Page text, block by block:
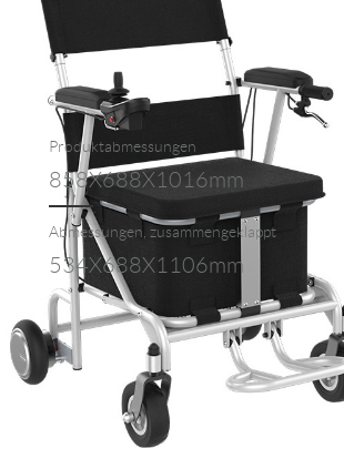
Produktabmessungen
858X688X1016mm
Abmessungen, zusammengeklappt
534X688X1106mm